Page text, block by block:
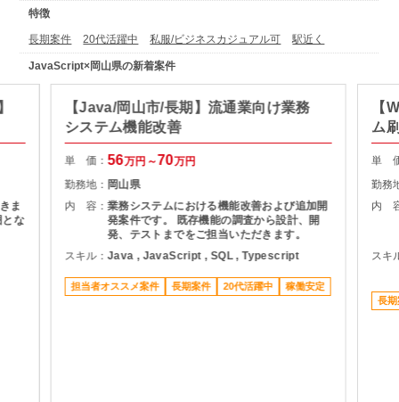
特徴
長期案件 20代活躍中 私服/ビジネスカジュアル可 駅近く
JavaScript×岡山県の新着案件
ま
とな
【Java/岡山市/長期】流通業向け業務
システム機能改善
単 価：56万円～70万円
勤務地： 岡山県
内 容：業務システムにおける機能改善および追加開
発案件です。 既存機能の調査から設計、開
発、テストまでをご担当いただきます。
スキル：Java , JavaScript , SQL , Typescript
担当者オススメ案件 長期案件 20代活躍中 稼働安定
【
ム
単
勤務
内
スキ
長期